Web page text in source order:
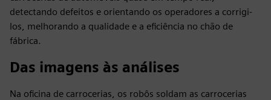
detectando defeitos e orientando os operadores a corrigi-
los, melhorando a qualidade e a eficiência no chão de
fábrica.
Das imagens às análises
Na oficina de carrocerias, os robôs soldam as carrocerias